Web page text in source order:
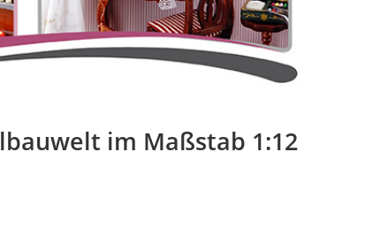
im Maßstab 1:12